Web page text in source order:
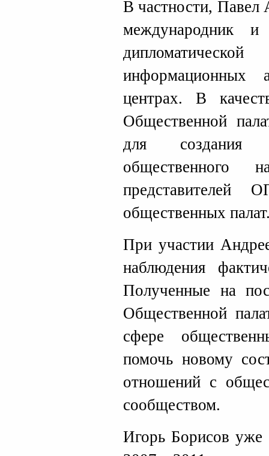
В частности,
международник
информационных
центрах. В
Общественной
для создания
общественного
общественных
При участии
наблюдения
Полученные на
Общественной
сфере
помочь новому
отношений с
сообществом.
Игорь Борисов